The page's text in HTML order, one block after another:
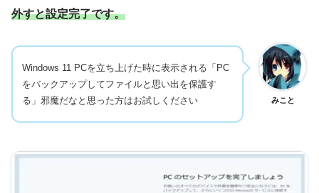
外すと設定完了です。
みこと
Windows 11 PCを立ち上げた時に表示される「PC
をバックアップしてファイルと思い出を保護す
る」邪魔だなと思った方はお試しください